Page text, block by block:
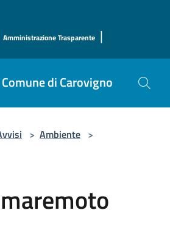
Amministrazione Trasparente |
Comune di Carovigno
> Ambiente >